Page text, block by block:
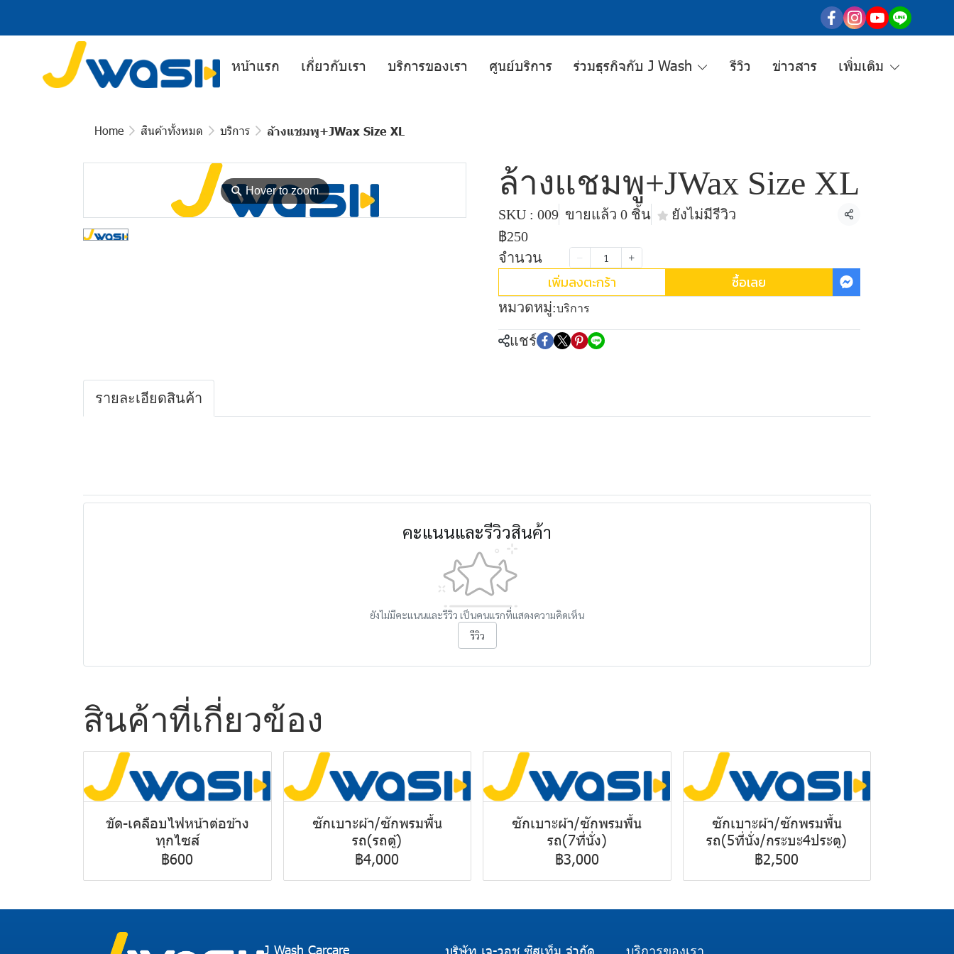
หน้าแรก เกี่ยวกับเรา บริการของเรา ศูนย์บริการ ร่วมธุรกิจกับ J Wash รีวิว ข่าวสาร เพิ่มเติม
Home สินค้าทั้งหมด บริการ ล้างแชมพู+JWax Size XL
⚲Hover to zoom ล้างแชมพู+JWax Size XL
SKU : 009 ขายแล้ว 0 ชิ้น ยังไม่มีรีวิว แชร์
฿250
จำนวน
เพิ่มลงตะกร้า ซื้อเลย
หมวดหมู่:บริการ
แชร์
รายละเอียดสินค้า
คะแนนและรีวิวสินค้า
ยังไม่มีคะแนนและรีวิว เป็นคนแรกที่แสดงความคิดเห็น
รีวิว
สินค้าที่เกี่ยวข้อง
ขัด-เคลือบไฟหน้าต่อข้าง
ทุกไซส์
฿600
ซักเบาะผ้า/ซักพรมพื้น
รถ(รถตู้)
฿4,000
ซักเบาะผ้า/ซักพรมพื้น
รถ(7ที่นั่ง)
฿3,000
ซักเบาะผ้า/ซักพรมพื้น
รถ(5ที่นั่ง/กระบะ4ประตู)
฿2,500
J Wash Carcare บริษัท เจ-วอช ซิสเท็ม จำกัด บริการของเรา